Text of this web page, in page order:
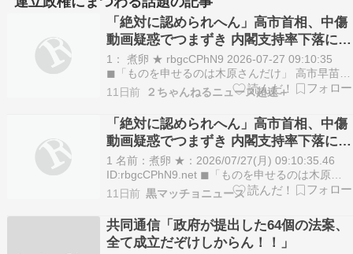
「絶対に認められへん」高市首相、中傷
動画疑惑でつまずき 内閣支持率下落に焦
り「なぜなのか」…自民重鎮「裸の王様
になりかねないよ」
1： 煮卵 ★ rbgcCPhN9 2026-07-27 09:10:35
◼「ものを申せるのは木原さんだけ」 高市早苗首
相は「副首都」構想関連法を国会の再延長までち
らつかせて成立させた。恩義のある日本維新の会
との連立政権合意の実現に突き進む一方、物価高
対策と銘打った消費税減税に…
11日前 ２ちゃんねるニュース超速＋
「絶対に認められへん」高市首相、中傷
動画疑惑でつまずき 内閣支持率下落に焦
り「なぜなのか」…自民重鎮「裸の王様
になりかねないよ」
1 名前：煮卵 ★：2026/07/27(月) 09:10:35.46
ID:rbgcCPhN9.net ◼「ものを申せるのは木原さ
んだけ」 高市早苗首相は「副首都」構想関連法を
国会の再延長までちらつかせて成立させた。恩義
のある日本維新の会との連立政権合意の実現に突
き進む一方、…
11日前 黒マッチョニュース
共同通信「政府が提出した64個の法案、
全て成立だぞけしからん！！」